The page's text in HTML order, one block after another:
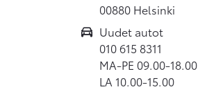
00880 Helsinki
Uudet autot
010 615 8311
MA-PE 09.00-18.00
LA 10.00-15.00